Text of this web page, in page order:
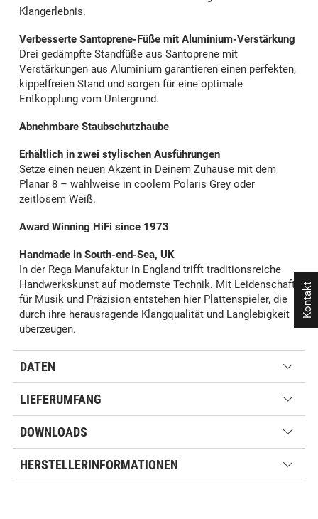
Klangerlebnis.
Verbesserte Santoprene-Füße mit Aluminium-Verstärkung
Drei gedämpfte Standfüße aus Santoprene mit
Verstärkungen aus Aluminium garantieren einen perfekten,
kippelfreien Stand und sorgen für eine optimale
Entkopplung vom Untergrund.
Abnehmbare Staubschutzhaube
Erhältlich in zwei stylischen Ausführungen
Setze einen neuen Akzent in Deinem Zuhause mit dem
Planar 8 – wahlweise in coolem Polaris Grey oder
zeitlosem Weiß.
Award Winning HiFi since 1973
Handmade in South-end-Sea, UK
In der Rega Manufaktur in England trifft traditionsreiche
Handwerkskunst auf modernste Technik. Mit Leidenschaft
für Musik und Präzision entstehen hier Plattenspieler, die
durch ihre herausragende Klangqualität und Langlebigkeit
überzeugen.
DATEN
LIEFERUMFANG
DOWNLOADS
HERSTELLERINFORMATIONEN
Kontakt